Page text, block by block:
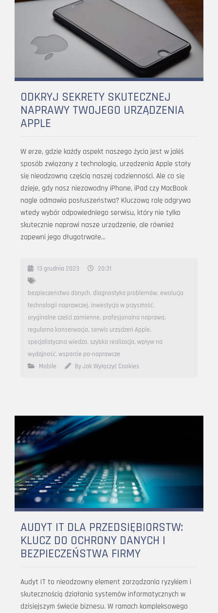
ODKRYJ SEKRETY SKUTECZNEJ
NAPRAWY TWOJEGO URZĄDZENIA
APPLE
W erze, gdzie każdy aspekt naszego życia jest w jakiś
sposób związany z technologią, urządzenia Apple stały
się nieodzowną częścią naszej codzienności. Ale co się
dzieje, gdy nasz niezawodny iPhone, iPad czy MacBook
nagle odmawia posłuszeństwa? Kluczową rolę odgrywa
wtedy wybór odpowiedniego serwisu, który nie tylko
skutecznie naprawi nasze urządzenie, ale również
zapewni jego długotrwałe…
13 grudnia 2023 20:31
bezpieczeństwo danych, diagnostyka problemów, ewolucja
technologii naprawczej, inwestycja w przyszłość,
oryginalne części zamienne, profesjonalna naprawa,
regularna konserwacja, serwis urządzeń Apple,
specjalistyczna wiedza, szybka realizacja, wpływ na
wydajność, wsparcie po-naprawcze
Mobile
By Jak Wyłączyć Cookies
AUDYT IT DLA PRZEDSIĘBIORSTW:
KLUCZ DO OCHRONY DANYCH I
BEZPIECZEŃSTWA FIRMY
Audyt IT to nieodzowny element zarządzania ryzykiem i
skutecznością działania systemów informatycznych w
dzisiejszym świecie biznesu. W ramach kompleksowego